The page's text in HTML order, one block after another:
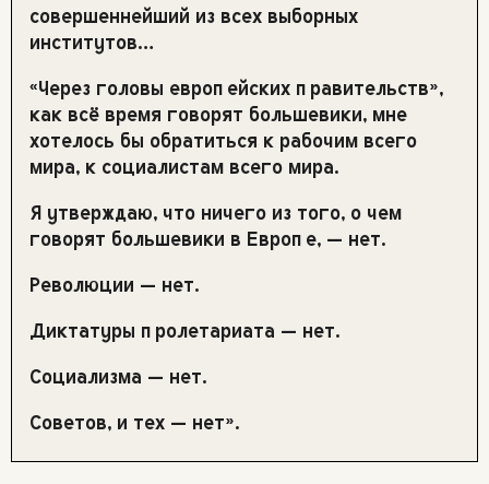
совершеннейший из всех выборных
институтов…
«Через головы европейских правительств»,
как всё время говорят большевики, мне
хотелось бы обратиться к рабочим всего
мира, к социалистам всего мира.
Я утверждаю, что ничего из того, о чем
говорят большевики в Европе, — нет.
Революции — нет.
Диктатуры пролетариата — нет.
Социализма — нет.
Советов, и тех — нет».